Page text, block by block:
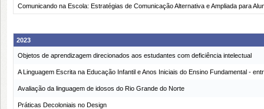
Comunicando na Escola: Estratégias de Comunicação Alternativa e Ampliada para
2023
Objetos de aprendizagem direcionados aos estudantes com deficiência intelectual
A Linguagem Escrita na Educação Infantil e Anos Iniciais do Ensino Fundamental -
Avaliação da linguagem de idosos do Rio Grande do Norte
Práticas Decoloniais no Design